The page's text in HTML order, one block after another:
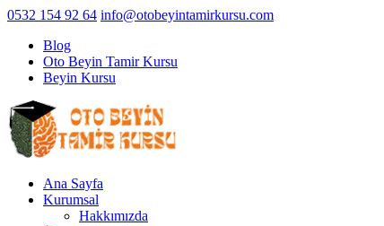
0532 154 92 64 info@otobeyintamirkursu.com
Blog
Oto Beyin Tamir Kursu
Beyin Kursu
Ana Sayfa
Kurumsal
Hakkımızda